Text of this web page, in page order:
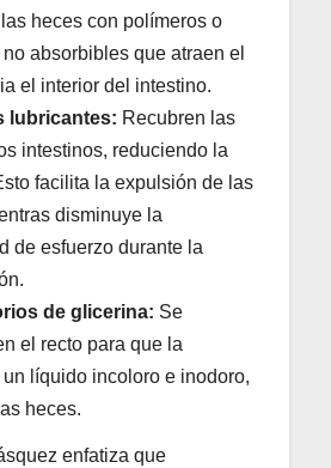
heces con polímeros o
absorbibles que atraen el
el interior del intestino.
lubricantes: Recubren las
intestinos, reduciendo la
facilita la expulsión de las
disminuye la
de esfuerzo durante la
de glicerina: Se
el recto para que la
líquido incoloro e inodoro,
heces.
enfatiza que